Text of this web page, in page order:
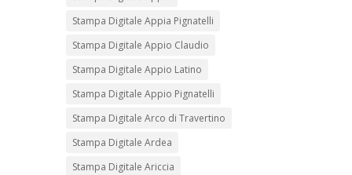
Stampa Digitale Appia Pignatelli
Stampa Digitale Appio Claudio
Stampa Digitale Appio Latino
Stampa Digitale Appio Pignatelli
Stampa Digitale Arco di Travertino
Stampa Digitale Ardea
Stampa Digitale Ariccia